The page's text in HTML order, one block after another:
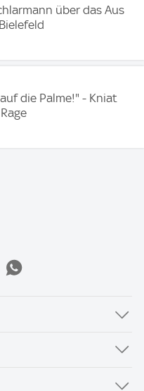
über das Aus
die Palme!" - Kniat